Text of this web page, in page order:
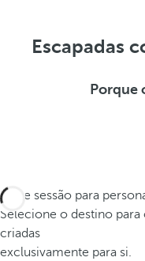
Escapadas
Porque
Inicie sessão para
Selecione o destino
criadas
exclusivamente para si.